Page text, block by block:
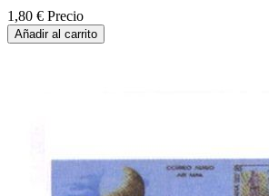
1,80 € Precio
Añadir al carrito